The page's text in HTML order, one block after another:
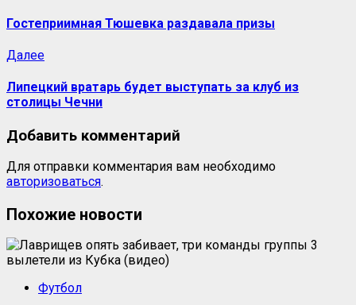
Гостеприимная Тюшевка раздавала призы
Далее
Липецкий вратарь будет выступать за клуб из
столицы Чечни
Добавить комментарий
Для отправки комментария вам необходимо
авторизоваться.
Похожие новости
Футбол